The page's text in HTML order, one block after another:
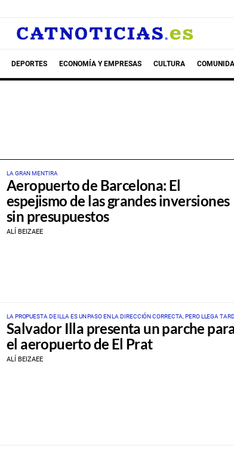
DEPORTES ECONOMÍA Y EMPRESAS CULTURA
LA GRAN MENTIRA
Aeropuerto de Barcelona: El
espejismo de las grandes inversiones
sin presupuestos
ALÍ BEIZAEE
LA PROPUESTA DE ILLA ES UN PASO EN LA DIRECCIÓN CORRECTA, PERO LLEGA
Y RESULTA INSUFICIENTE
Salvador Illa presenta un parche
el aeropuerto de El Prat
ALÍ BEIZAEE